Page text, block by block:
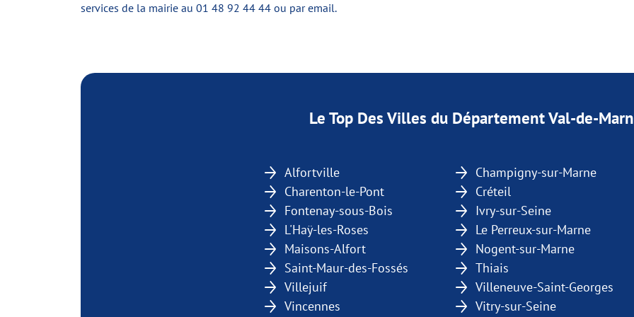
services de la mairie au 01 48 92 44 44 ou par email.
Le Top Des Villes du Département Val-de-
Alfortville
Champigny-sur-Marne
Charenton-le-Pont
Créteil
Fontenay-sous-Bois
Ivry-sur-Seine
L'Haÿ-les-Roses
Le Perreux-sur-Marne
Maisons-Alfort
Nogent-sur-Marne
Saint-Maur-des-Fossés
Thiais
Villejuif
Villeneuve-Saint-Georges
Vincennes
Vitry-sur-Seine